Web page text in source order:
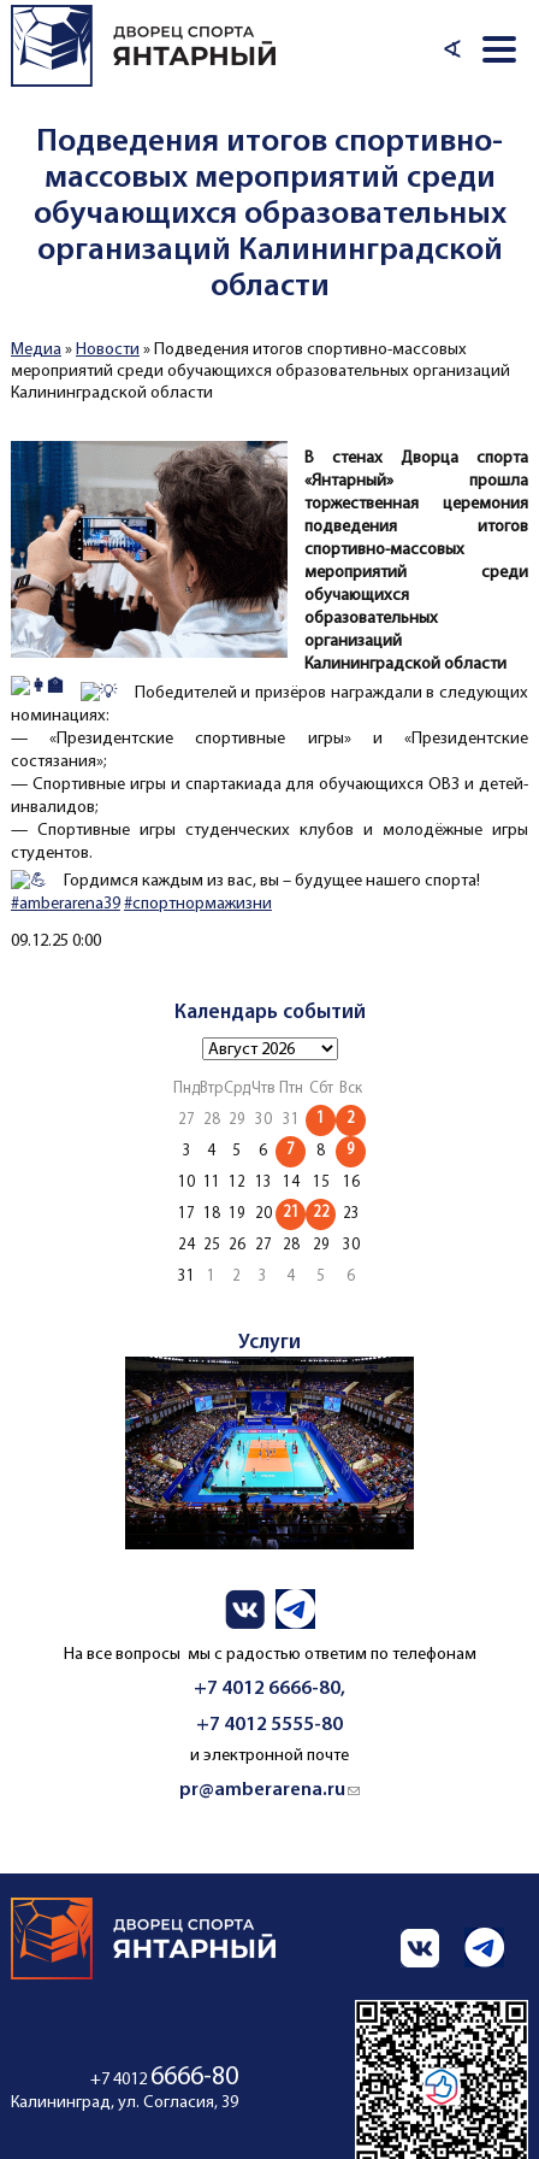
Перейти к основному содержанию
∢
Подведения итогов спортивно-
массовых мероприятий среди
обучающихся образовательных
организаций Калининградской
области
Вы здесь
Медиа» Новости » Подведения итогов спортивно-массовых
мероприятий среди обучающихся образовательных организаций
Калининградской области
В стенах Дворца спорта
«Янтарный» прошла
торжественная церемония
подведения итогов
спортивно-массовых
мероприятий среди
обучающихся
образовательных
организаций
Калининградской области
Победителей и призёров награждали в следующих
номинациях:
— «Президентские спортивные игры» и «Президентские
состязания»;
— Спортивные игры и спартакиада для обучающихся ОВЗ и детей-
инвалидов;
— Спортивные игры студенческих клубов и молодёжные игры
студентов.
Гордимся каждым из вас, вы – будущее нашего спорта!
#amberarena39 #спортнормажизни
Создано
09.12.25 0:00
Календарь событий
ПндВтрСрдЧтв Птн Сбт Вск
27
28 29 30 31 1 2
3 4 5 6 7 8 9
10 12 13 14 15
16
17
18 19 20 21 22
23
24
25 26 27 28 29
30
31
2 3 4 5 6
Услуги
На все вопросы мы с радостью ответим по телефонам
+7 4012 6666-80,
+7 4012 5555-80
и электронной почте
pr@amberarena.ru(link sends e-mail)
+7 4012 6666-80
Калининград, ул. Согласия, 39